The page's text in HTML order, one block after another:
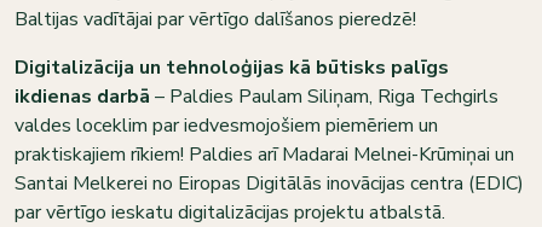
Baltijas vadītājai par vērtīgo dalīšanos pieredzē!
Digitalizācija un tehnoloģijas kā būtisks palīgs
ikdienas darbā – Paldies Paulam Siliņam, Riga Techgirls
valdes loceklim par iedvesmojošiem piemēriem un
praktiskajiem rīkiem! Paldies arī Madarai Melnei-Krūmiņai un
Santai Melkerei no Eiropas Digitālās inovācijas centra (EDIC)
par vērtīgo ieskatu digitalizācijas projektu atbalstā.